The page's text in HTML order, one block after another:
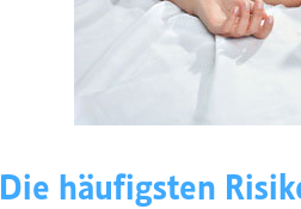
Die häufigsten